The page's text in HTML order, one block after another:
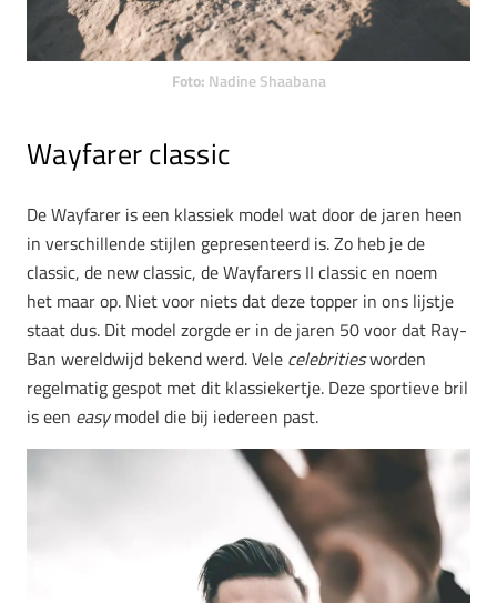
Foto: Nadine Shaabana
Wayfarer classic
De Wayfarer is een klassiek model wat door de jaren heen
in verschillende stijlen gepresenteerd is. Zo heb je de
classic, de new classic, de Wayfarers II classic en noem
het maar op. Niet voor niets dat deze topper in ons lijstje
staat dus. Dit model zorgde er in de jaren 50 voor dat Ray-
Ban wereldwijd bekend werd. Vele celebritiesworden
regelmatig gespot met dit klassiekertje. Deze sportieve bril
is een easymodel die bij iedereen past.